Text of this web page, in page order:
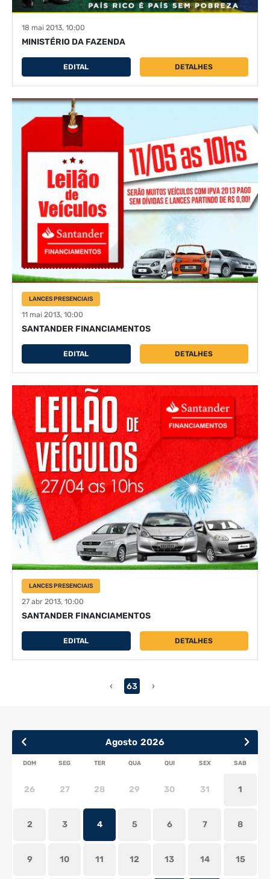
18 mai 2013, 10:00
MINISTÉRIO DA FAZENDA
EDITAL DETALHES
LANCES PRESENCIAIS
11 mai 2013, 10:00
SANTANDER FINANCIAMENTOS
EDITAL DETALHES
LANCES PRESENCIAIS
27 abr 2013, 10:00
SANTANDER FINANCIAMENTOS
EDITAL DETALHES
‹ 63 ›
2026
Agosto
SUN MON TUE WED THU FRI SAT
26 27 28 29 30 31 1
2 3 4 5 6 7 8
9 10 11 12 13 14 15